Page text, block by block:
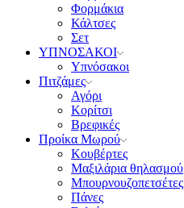
Φορμάκια
Κάλτσες
Σετ
ΥΠΝΟΣΑΚΟΙ
Υπνόσακοι
Πιτζάμες
Αγόρι
Κορίτσι
Βρεφικές
Προίκα Μωρού
Κουβέρτες
Μαξιλάρια θηλασμού
Μπουρνουζοπετσέτες
Πάνες